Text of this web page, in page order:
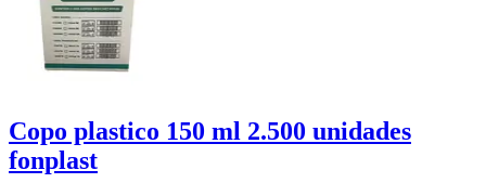
Copo plastico 150 ml 2.500 unidades
fonplast